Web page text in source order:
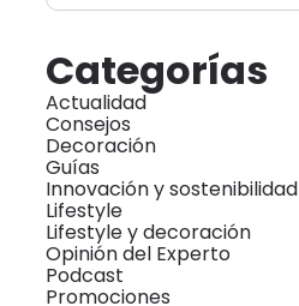
Categorías
Actualidad
Consejos
Decoración
Guías
Innovación y sostenibilidad
Lifestyle
Lifestyle y decoración
Opinión del Experto
Podcast
Promociones